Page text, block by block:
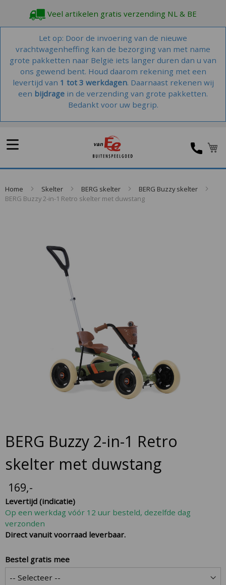
Veel artikelen gratis verzending NL & BE
Let op: Door de invoering van de nieuwe
vrachtwagenheffing kan de bezorging van met name
grote pakketten naar België iets langer duren dan u van
ons gewend bent. Houd daarom rekening met een
levertijd van 1 tot 3 werkdagen. Daarnaast rekenen wij
een bijdrage in de verzending van grote pakketten.
Bedankt voor uw begrip.
Home Skelter BERG skelter
BERG Buzzy skelter
BERG Buzzy 2-in-1 Retro skelter met duwstang
BERG Buzzy 2-in-1 Retro
skelter met duwstang
169,-
Levertijd (indicatie)
Op een werkdag vóór 12 uur besteld, dezelfde dag
verzonden
Direct vanuit voorraad leverbaar.
Bestel gratis mee
Skip
to
the
beginning
the
images
gallery